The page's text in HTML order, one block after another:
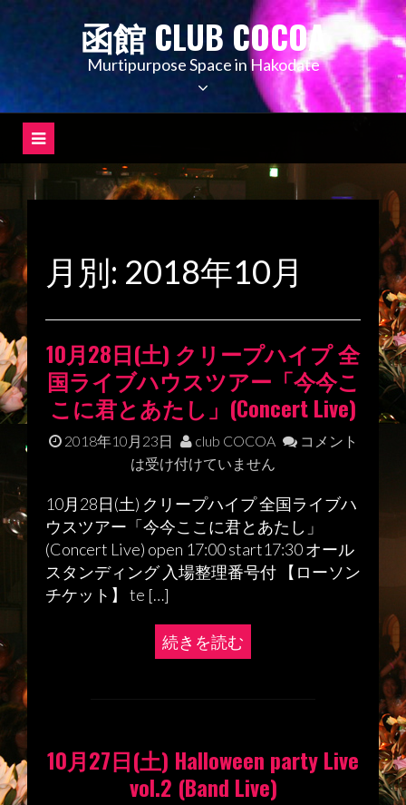
ツ
キ
プ
函館 CLUB COCOA
Murtipurpose Space in Hakodate
月別: 2018年10月
10月28日(土) クリープハイプ 全
国ライブハウスツアー「今今こ
こに君とあたし」(Concert Live)
2018年10月23日 club COCOA
コメント
は受け付けていません
10月28日(土) クリープハイプ 全国ライブハ
ウスツアー「今今ここに君とあたし」
(Concert Live) open 17:00 start17:30 オール
スタンディング 入場整理番号付 【ローソン
チケット】 te […]
続きを読む
10月27日(土) Halloween party Live
vol.2 (Band Live)